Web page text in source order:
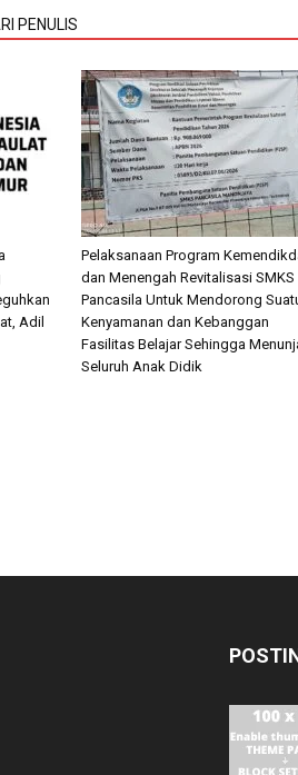
PENULIS
Adil
Pelaksanaan Program
dan Menengah Revitalisasi SMKS
Pancasila Untuk Mendorong
Kenyamanan dan Kebanggan
Fasilitas Belajar Sehingga
Seluruh Anak Didik